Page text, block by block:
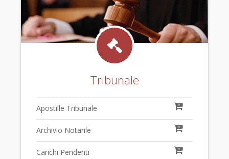
Tribunale
Apostille Tribunale
Archivio Notarile
Carichi Pendenti